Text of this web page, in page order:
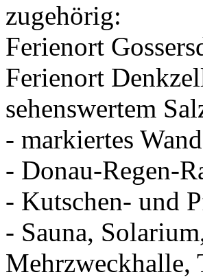
zugehörig:
Ferienort
Ferienort
sehenswertem
- markiertes
- Donau-Regen-
- Kutschen- und
- Sauna,
Mehrzweckhalle,